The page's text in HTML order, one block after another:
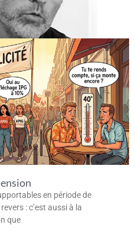
en période de
: c’est aussi à la
que